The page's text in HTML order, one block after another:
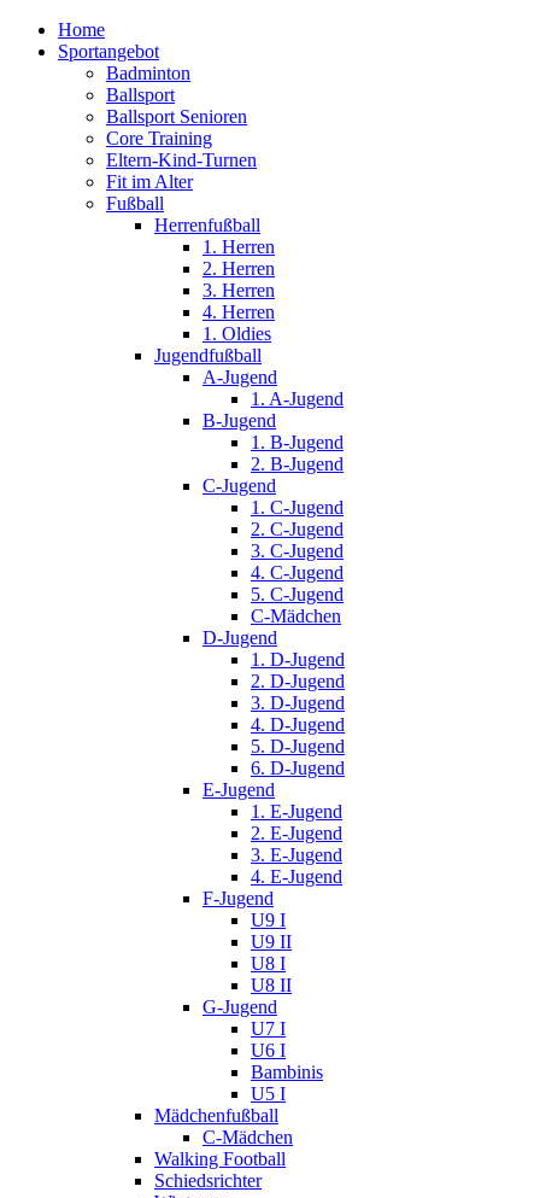
Home
Sportangebot
Badminton
Ballsport
Ballsport Senioren
Core Training
Eltern-Kind-Turnen
Fit im Alter
Fußball
Herrenfußball
1. Herren
2. Herren
3. Herren
4. Herren
1. Oldies
Jugendfußball
A-Jugend
1. A-Jugend
B-Jugend
1. B-Jugend
2. B-Jugend
C-Jugend
1. C-Jugend
2. C-Jugend
3. C-Jugend
4. C-Jugend
5. C-Jugend
C-Mädchen
D-Jugend
1. D-Jugend
2. D-Jugend
3. D-Jugend
4. D-Jugend
5. D-Jugend
6. D-Jugend
E-Jugend
1. E-Jugend
2. E-Jugend
3. E-Jugend
4. E-Jugend
F-Jugend
U9 I
U9 II
U8 I
U8 II
G-Jugend
U7 I
U6 I
Bambinis
U5 I
Mädchenfußball
C-Mädchen
Walking Football
Schiedsrichter